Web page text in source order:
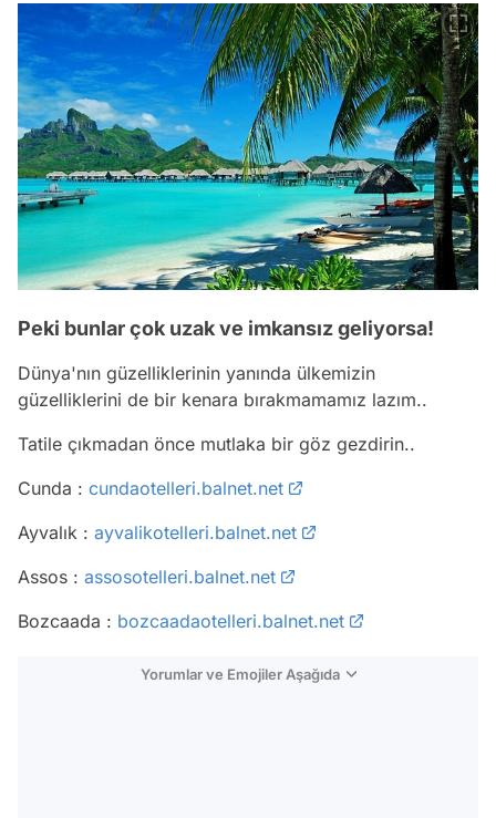
Peki bunlar çok uzak ve imkansız geliyorsa!
Dünya'nın güzelliklerinin yanında ülkemizin
güzelliklerini de bir kenara bırakmamamız lazım..
Tatile çıkmadan önce mutlaka bir göz gezdirin..
Cunda : cundaotelleri.balnet.net
Ayvalık : ayvalikotelleri.balnet.net
Assos : assosotelleri.balnet.net
Bozcaada : bozcaadaotelleri.balnet.net
Yorumlar ve Emojiler Aşağıda